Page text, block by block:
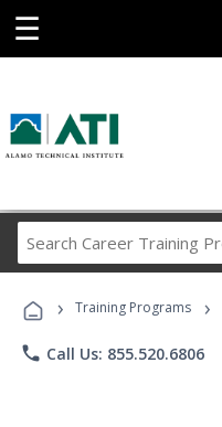
☰
› Training Programs ›
phone Call Us: 855.520.6806